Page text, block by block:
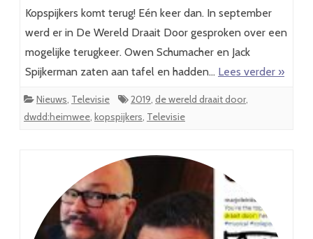
Kopspijkers komt terug! Eén keer dan. In september
werd er in De Wereld Draait Door gesproken over een
mogelijke terugkeer. Owen Schumacher en Jack
Spijkerman zaten aan tafel en hadden… Lees verder »
Nieuws, Televisie 2019, de wereld draait door,
dwdd:heimwee, kopspijkers, Televisie